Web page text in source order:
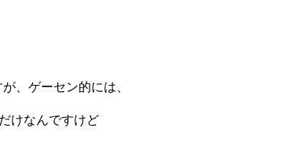
、ゲーセン的には、
けなんですけど